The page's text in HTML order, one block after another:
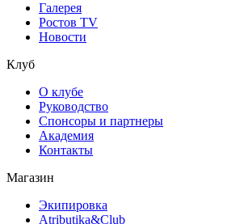
Галерея
Ростов TV
Новости
Клуб
О клубе
Руководство
Спонсоры и партнеры
Академия
Контакты
Магазин
Экипировка
Atributika&Club